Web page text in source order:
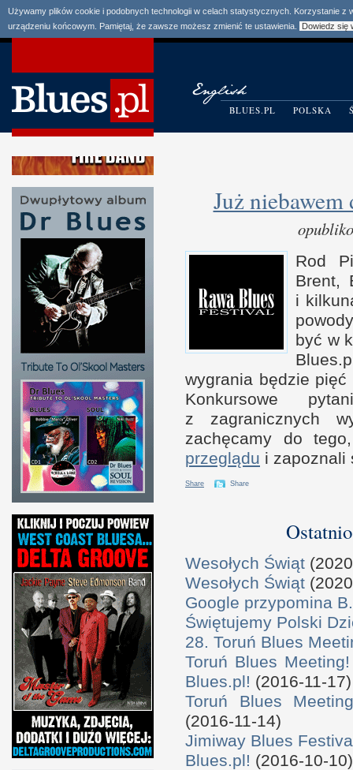
Używamy plików cookie i podobnych technologii w celach statystycznych. Korzystanie
urządzeniu końcowym. Pamiętaj, że zawsze możesz zmienić te ustawienia.
Dowiedz się
BLUES.PL POLSKA
Już
Rod
Brent,
i k
być w k
wygrania będzie
Konkursowe
z zagranicznych
zachęcamy do
przeglądu i z
Share Share
Wesołych Świąt
Wesołych Świąt
Google przypomina
Świętujemy Polski
28. Toruń Blues
Toruń Blues
Blues.pl! (2016-11-17)
Toruń Blues
(2016-11-14)
Jimiway Blues
Blues.pl! (2016-10-10)